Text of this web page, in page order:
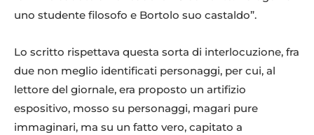
uno studente filosofo e Bortolo suo castaldo”.
Lo scritto rispettava questa sorta di interlocuzione, fra
due non meglio identificati personaggi, per cui, al
lettore del giornale, era proposto un artifizio
espositivo, mosso su personaggi, magari pure
immaginari, ma su un fatto vero, capitato a